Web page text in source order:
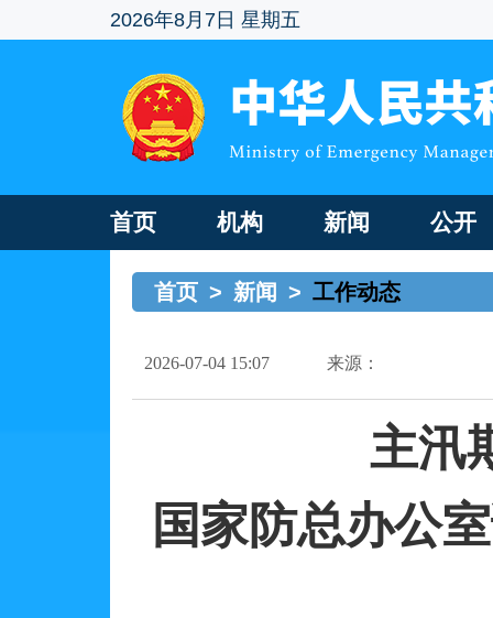
2026年8月7日 星期五
首页 机构 新闻 公开
首页 > 新闻 > 工作动态
2026-07-04 15:07 来源：
主汛
国家防总办公